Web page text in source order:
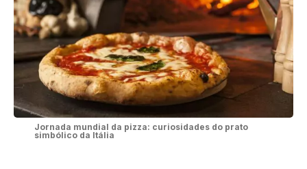
Jornada mundial da pizza: curiosidades do prato
simbólico da Itália